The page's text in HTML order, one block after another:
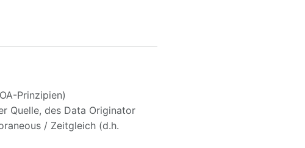
Prinzipien)
Quelle, des Data Originator
/ Zeitgleich (d.h.